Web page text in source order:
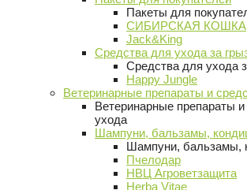
Пакеты для
СИБИРСКАЯ КОШКА
Jack&King
Средства для ухода за
Средства для ухода
Happy Jungle
Ветеринарные препараты и
Ветеринарные препараты
ухода
Шампуни, бальзамы,
Шампуни, бальзамы,
Пчелодар
НВЦ Агроветзащита
Herba Vitae